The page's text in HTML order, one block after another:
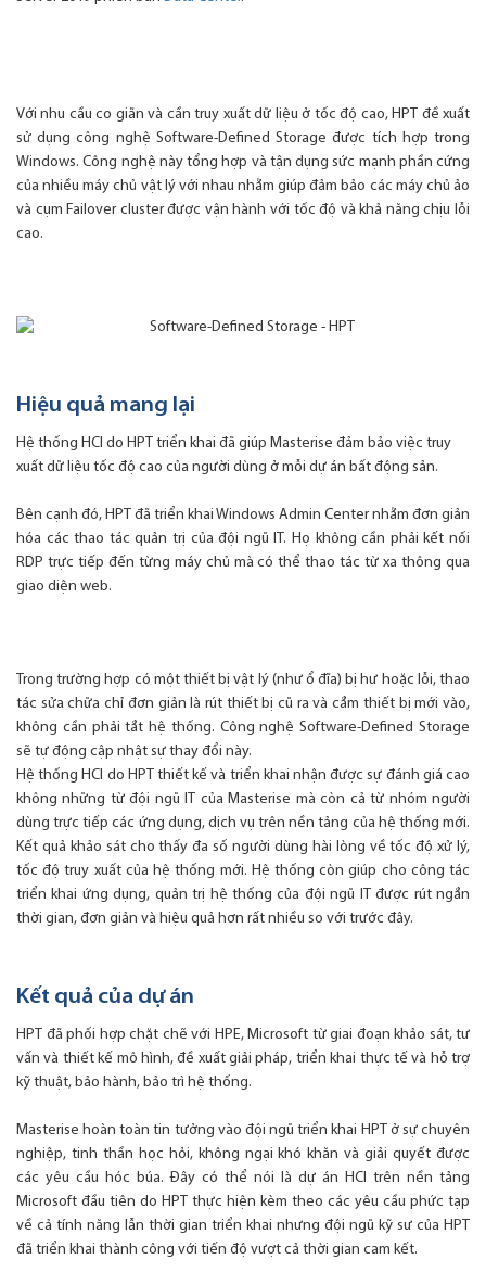
Với nhu cầu co giãn và cần truy xuất dữ liệu ở tốc độ cao, HPT đề xuất
sử dụng công nghệ Software-Defined Storage được tích hợp trong
Windows. Công nghệ này tổng hợp và tận dụng sức mạnh phần cứng
của nhiều máy chủ vật lý với nhau nhằm giúp đảm bảo các máy chủ ảo
và cụm Failover cluster được vận hành với tốc độ và khả năng chịu lỗi
cao.
Hiệu quả mang lại
Hệ thống HCI do HPT triển khai đã giúp Masterise đảm bảo việc truy
xuất dữ liệu tốc độ cao của người dùng ở mỗi dự án bất động sản.
Bên cạnh đó, HPT đã triển khai Windows Admin Center nhằm đơn giản
hóa các thao tác quản trị của đội ngũ IT. Họ không cần phải kết nối
RDP trực tiếp đến từng máy chủ mà có thể thao tác từ xa thông qua
giao diện web.
Trong trường hợp có một thiết bị vật lý (như ổ đĩa) bị hư hoặc lỗi, thao
tác sửa chữa chỉ đơn giản là rút thiết bị cũ ra và cắm thiết bị mới vào,
không cần phải tắt hệ thống. Công nghệ Software-Defined Storage
sẽ tự động cập nhật sự thay đổi này.
Hệ thống HCI do HPT thiết kế và triển khai nhận được sự đánh giá cao
không những từ đội ngũ IT của Masterise mà còn cả từ nhóm người
dùng trực tiếp các ứng dụng, dịch vụ trên nền tảng của hệ thống mới.
Kết quả khảo sát cho thấy đa số người dùng hài lòng về tốc độ xử lý,
tốc độ truy xuất của hệ thống mới. Hệ thống còn giúp cho công tác
triển khai ứng dụng, quản trị hệ thống của đội ngũ IT được rút ngắn
thời gian, đơn giản và hiệu quả hơn rất nhiều so với trước đây.
Kết quả của dự án
HPT đã phối hợp chặt chẽ với HPE, Microsoft từ giai đoạn khảo sát, tư
vấn và thiết kế mô hình, đề xuất giải pháp, triển khai thực tế và hỗ trợ
kỹ thuật, bảo hành, bảo trì hệ thống.
Masterise hoàn toàn tin tưởng vào đội ngũ triển khai HPT ở sự chuyên
nghiệp, tinh thần học hỏi, không ngại khó khăn và giải quyết được
các yêu cầu hóc búa. Đây có thể nói là dự án HCI trên nền tảng
Microsoft đầu tiên do HPT thực hiện kèm theo các yêu cầu phức tạp
về cả tính năng lẫn thời gian triển khai nhưng đội ngũ kỹ sư của HPT
đã triển khai thành công với tiến độ vượt cả thời gian cam kết.